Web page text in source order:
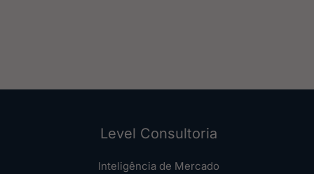
Level Consultoria
Inteligência de Mercado